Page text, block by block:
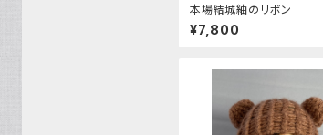
本場結城紬のリボン
¥7,800